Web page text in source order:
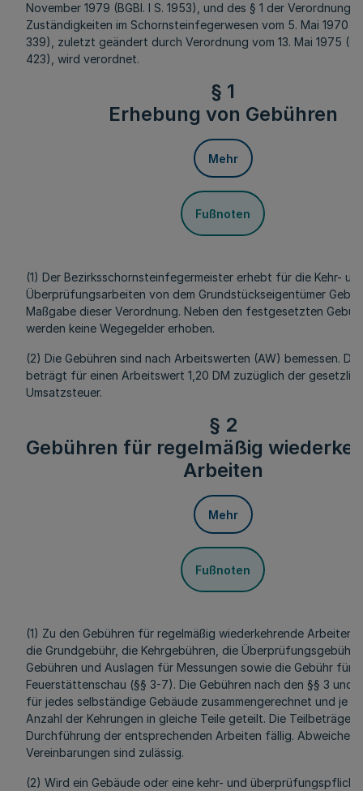
November 1979 (BGBl. I S. 1953), und des § 1 der Verordnung
Zuständigkeiten im Schornsteinfegerwesen vom 5. Mai 1970
339), zuletzt geändert durch Verordnung vom 13. Mai 1975
423), wird verordnet.
§ 1
Erhebung von Gebühren
Mehr
Fußnoten
(1) Der Bezirksschornsteinfegermeister erhebt für die Kehr-
Überprüfungsarbeiten von dem Grundstückseigentümer
Maßgabe dieser Verordnung. Neben den festgesetzten
werden keine Wegegelder erhoben.
(2) Die Gebühren sind nach Arbeitswerten (AW) bemessen.
beträgt für einen Arbeitswert 1,20 DM zuzüglich der
Umsatzsteuer.
§ 2
Gebühren für regelmäßig
Arbeiten
Mehr
Fußnoten
(1) Zu den Gebühren für regelmäßig wiederkehrende Arbeiten
die Grundgebühr, die Kehrgebühren, die
Gebühren und Auslagen für Messungen sowie die Gebühr für
Feuerstättenschau (§§ 3-7). Die Gebühren nach den §§ 3 und
für jedes selbständige Gebäude zusammengerechnet und je
Anzahl der Kehrungen in gleiche Teile geteilt. Die Teilbeträge
Durchführung der entsprechenden Arbeiten fällig.
Vereinbarungen sind zulässig.
(2) Wird ein Gebäude oder eine kehr- und